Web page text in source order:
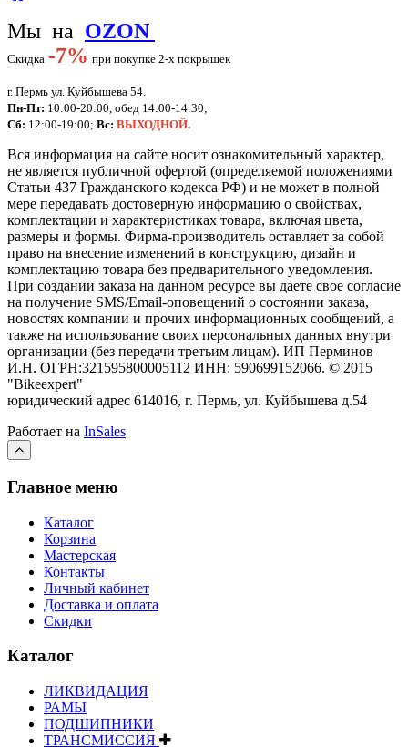
Мы на OZON
Скидка -7% при покупке 2-х покрышек
г. Пермь ул. Куйбышева 54.
Пн-Пт: 10:00-20:00, обед 14:00-14:30;
Сб: 12:00-19:00; Вс: ВЫХОДНОЙ.
Вся информация на сайте носит ознакомительный характер,
не является публичной офертой (определяемой положениями
Статьи 437 Гражданского кодекса РФ) и не может в полной
мере передавать достоверную информацию о свойствах,
комплектации и характеристиках товара, включая цвета,
размеры и формы. Фирма-производитель оставляет за собой
право на внесение изменений в конструкцию, дизайн и
комплектацию товара без предварительного уведомления.
При создании заказа на данном ресурсе вы даете свое согласие
на получение SMS/Email-оповещений о состоянии заказа,
новостях компании и прочих информационных сообщений, а
также на использование своих персональных данных внутри
организации (без передачи третьим лицам). ИП Перминов
И.Н. ОГРН:321595800005112 ИНН: 590699152066. © 2015
"Bikeexpert"
юридический адрес 614016, г. Пермь, ул. Куйбышева д.54
Работает на InSales
Главное меню
Каталог
Корзина
Мастерская
Контакты
Личный кабинет
Доставка и оплата
Скидки
Каталог
ЛИКВИДАЦИЯ
РАМЫ
ПОДШИПНИКИ
ТРАНСМИССИЯ